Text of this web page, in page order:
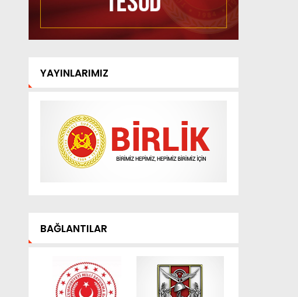
YAYINLARIMIZ
BAĞLANTILAR